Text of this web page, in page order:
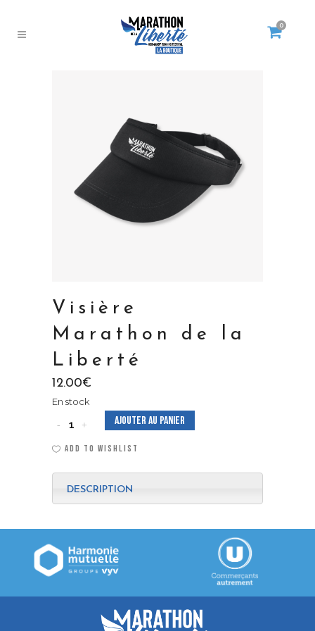
0
Visière
Marathon de la
Liberté
12.00€
En stock
Visière
Marathon
de
la
Liberté
quantité
Ajouter au panier
ADD TO WISHLIST
DESCRIPTION